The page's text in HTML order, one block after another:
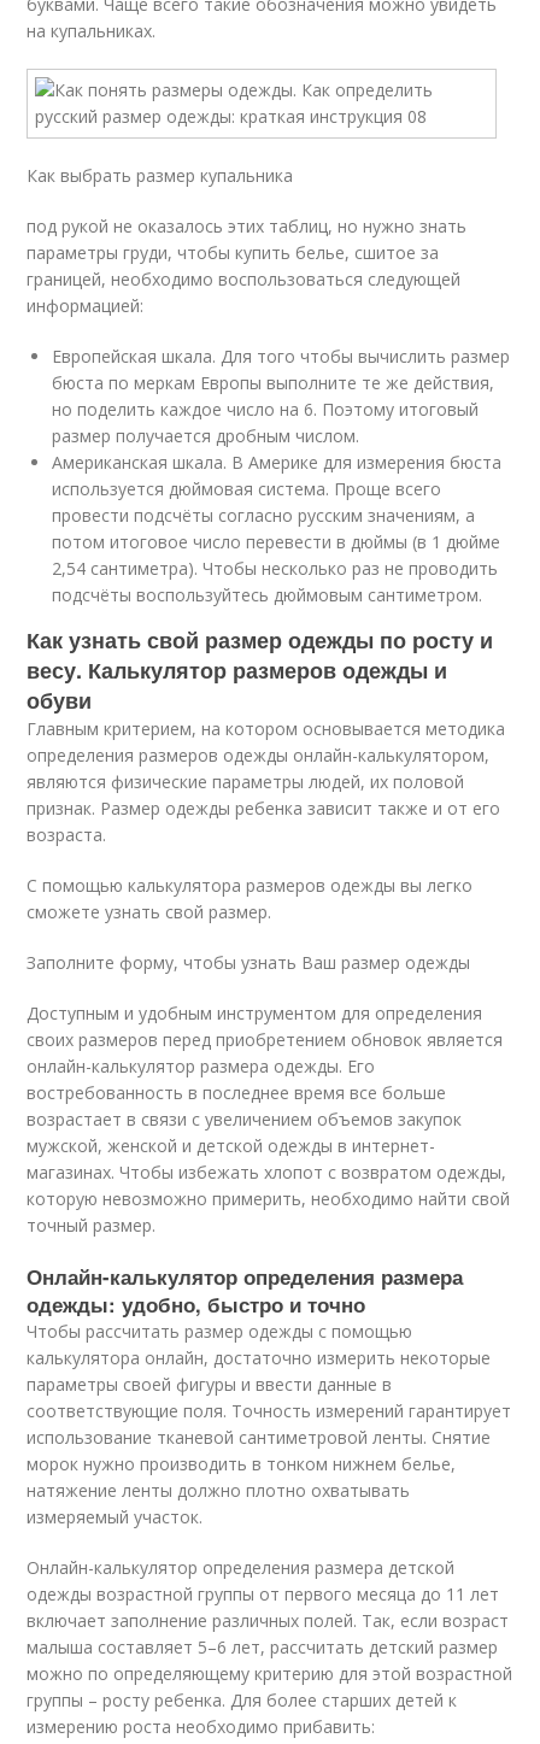
на купальниках.
Как выбрать размер купальника
под рукой не оказалось этих таблиц, но нужно знать
параметры груди, чтобы купить белье, сшитое за
границей, необходимо воспользоваться следующей
информацией:
Европейская шкала. Для того чтобы вычислить размер
бюста по меркам Европы выполните те же действия,
но поделить каждое число на 6. Поэтому итоговый
размер получается дробным числом.
Американская шкала. В Америке для измерения бюста
используется дюймовая система. Проще всего
провести подсчёты согласно русским значениям, а
потом итоговое число перевести в дюймы (в 1 дюйме
2,54 сантиметра). Чтобы несколько раз не проводить
подсчёты воспользуйтесь дюймовым сантиметром.
Как узнать свой размер одежды по росту и
весу. Калькулятор размеров одежды и
обуви
Главным критерием, на котором основывается методика
определения размеров одежды онлайн-калькулятором,
являются физические параметры людей, их половой
признак. Размер одежды ребенка зависит также и от его
возраста.
С помощью калькулятора размеров одежды вы легко
сможете узнать свой размер.
Заполните форму, чтобы узнать Ваш размер одежды
Доступным и удобным инструментом для определения
своих размеров перед приобретением обновок является
онлайн-калькулятор размера одежды. Его
востребованность в последнее время все больше
возрастает в связи с увеличением объемов закупок
мужской, женской и детской одежды в интернет-
магазинах. Чтобы избежать хлопот с возвратом одежды,
которую невозможно примерить, необходимо найти свой
точный размер.
Онлайн-калькулятор определения размера
одежды: удобно, быстро и точно
Чтобы рассчитать размер одежды с помощью
калькулятора онлайн, достаточно измерить некоторые
параметры своей фигуры и ввести данные в
соответствующие поля. Точность измерений гарантирует
использование тканевой сантиметровой ленты. Снятие
морок нужно производить в тонком нижнем белье,
натяжение ленты должно плотно охватывать
измеряемый участок.
Онлайн-калькулятор определения размера детской
одежды возрастной группы от первого месяца до 11 лет
включает заполнение различных полей. Так, если возраст
малыша составляет 5–6 лет, рассчитать детский размер
можно по определяющему критерию для этой возрастной
группы – росту ребенка. Для более старших детей к
измерению роста необходимо прибавить: